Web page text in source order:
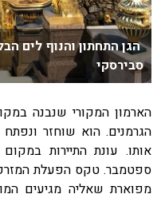
הגן התחתון והנוף לים
סבירסקי
הארמון המקורי שנבנה
הגרמנים. הוא שוחזר
אותו. עונת התיירות
ספטמבר. טקס הפעלת